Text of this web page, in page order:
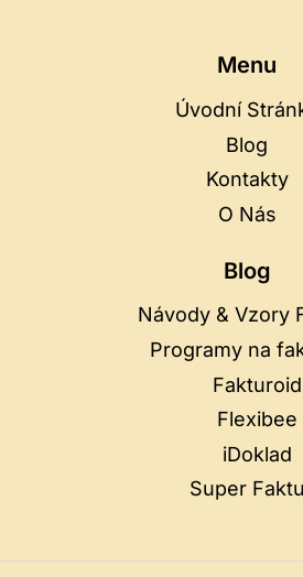
Menu
Úvodní
Blog
Kontakty
O Nás
Blog
Návody & Vzory
Programy na
Fakturoid
Flexibee
iDoklad
Super